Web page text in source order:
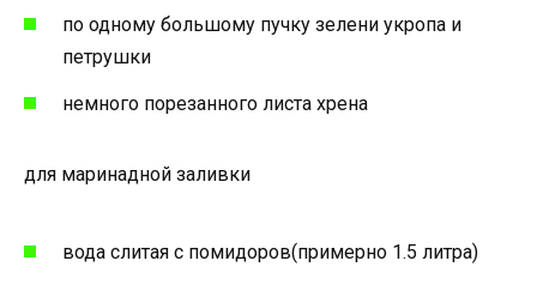
по одному большому пучку зелени укропа и
петрушки
немного порезанного листа хрена
для маринадной заливки
вода слитая с помидоров(примерно 1.5 литра)